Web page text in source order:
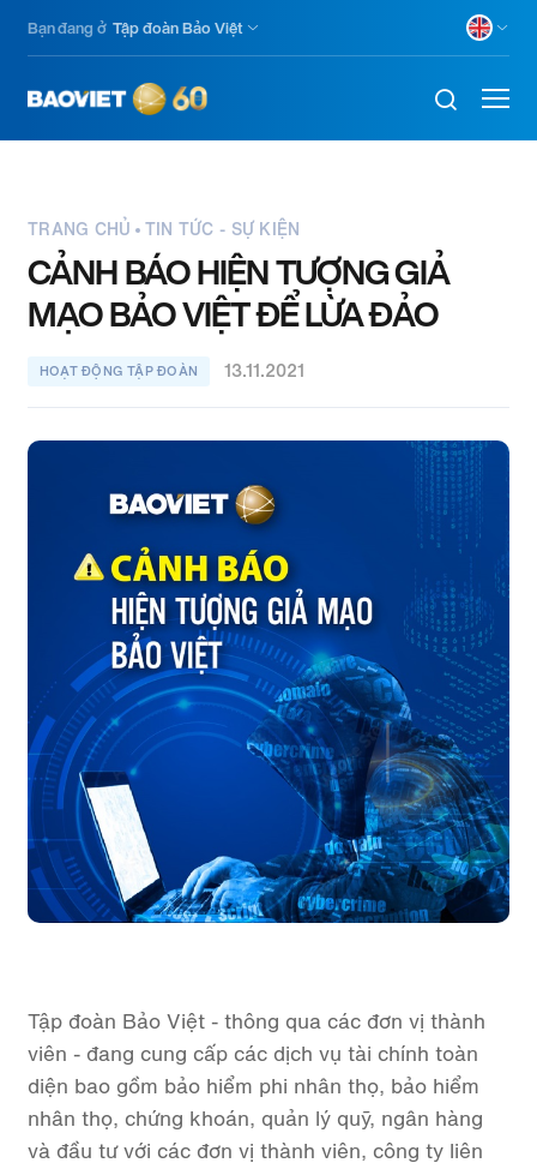
content
Bạn đang ở Tập đoàn Bảo Việt
TRANG CHỦ TIN TỨC - SỰ KIỆN
CẢNH BÁO HIỆN TƯỢNG GIẢ
MẠO BẢO VIỆT ĐỂ LỪA ĐẢO
HOẠT ĐỘNG TẬP ĐOÀN 13.11.2021
Tập đoàn Bảo Việt - thông qua các đơn vị thành
viên - đang cung cấp các dịch vụ tài chính toàn
diện bao gồm bảo hiểm phi nhân thọ, bảo hiểm
nhân thọ, chứng khoán, quản lý quỹ, ngân hàng
và đầu tư với các đơn vị thành viên, công ty liên